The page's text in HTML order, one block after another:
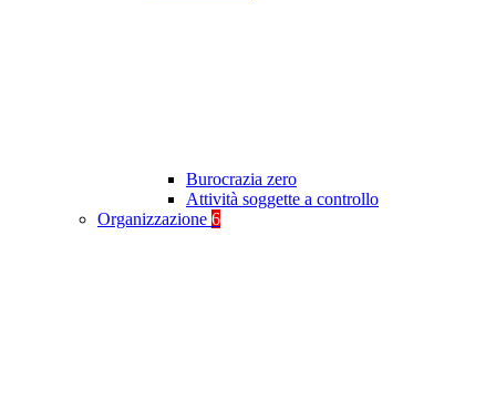
Burocrazia zero
Attività soggette a controllo
Organizzazione 6